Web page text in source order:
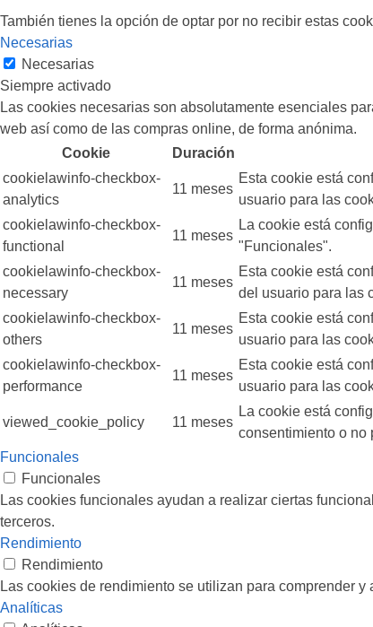
También tienes la opción de optar por no recibir estas
Necesarias
Necesarias
Siempre activado
Las cookies necesarias son absolutamente esenciales
web así como de las compras online, de forma anónima.
Cookie
Duración
cookielawinfo-checkbox-
analytics
11 meses
Esta cookie está
usuario para las
cookielawinfo-checkbox-
functional
11 meses
La cookie está
"Funcionales".
cookielawinfo-checkbox-
necessary
11 meses
Esta cookie está
del usuario para las
cookielawinfo-checkbox-
others
11 meses
Esta cookie está
usuario para las
cookielawinfo-checkbox-
performance
11 meses
Esta cookie está
usuario para las
viewed_cookie_policy 11 meses
La cookie está
consentimiento o no
Funcionales
Funcionales
Las cookies funcionales ayudan a realizar ciertas
terceros.
Rendimiento
Rendimiento
Las cookies de rendimiento se utilizan para comprender
Analíticas